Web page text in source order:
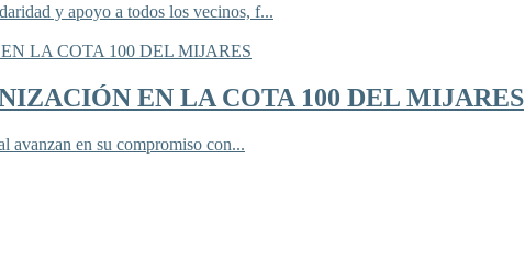
y apoyo a todos los vecinos, f...
EN LA COTA 100 DEL MIJARES
avanzan en su compromiso con...